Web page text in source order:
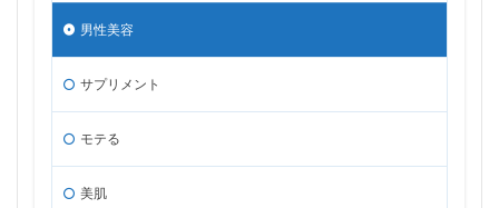
男性美容
サプリメント
モテる
美肌